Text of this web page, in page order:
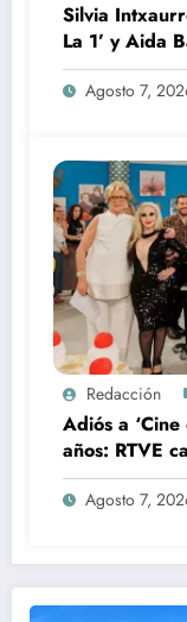
Silvia
La 1’ y Aida
360’
Agosto 7,
Redacción
Adiós a
años: RTVE
Agosto 7,